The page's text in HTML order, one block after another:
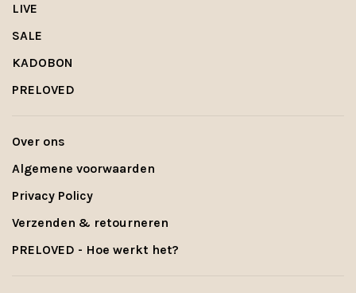
LIVE
SALE
KADOBON
PRELOVED
Over ons
Algemene voorwaarden
Privacy Policy
Verzenden & retourneren
PRELOVED - Hoe werkt het?